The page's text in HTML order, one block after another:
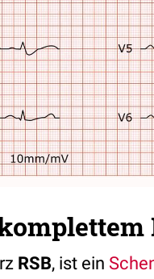
RSB, ist ein